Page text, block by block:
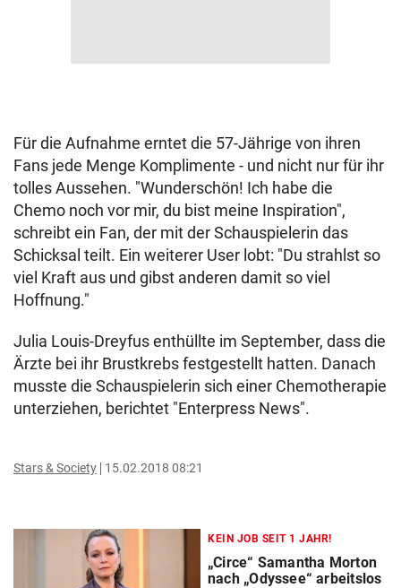
Für die Aufnahme erntet die 57-Jährige von ihren
Fans jede Menge Komplimente - und nicht nur für ihr
tolles Aussehen. "Wunderschön! Ich habe die
Chemo noch vor mir, du bist meine Inspiration",
schreibt ein Fan, der mit der Schauspielerin das
Schicksal teilt. Ein weiterer User lobt: "Du strahlst so
viel Kraft aus und gibst anderen damit so viel
Hoffnung."
Julia Louis-Dreyfus enthüllte im September, dass die
Ärzte bei ihr Brustkrebs festgestellt hatten. Danach
musste die Schauspielerin sich einer Chemotherapie
unterziehen, berichtet "Enterpress News".
Stars & Society 15.02.2018 08:21
KEIN JOB SEIT 1 JAHR!
„Circe“ Samantha Morton
nach „Odyssee“ arbeitslos